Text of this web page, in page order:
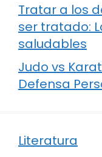
Tratar a los
ser tratado:
saludables
Judo vs
Defensa
Literatura